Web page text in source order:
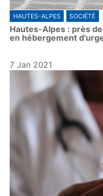
HAUTES-ALPES SOCIÉTÉ
Hautes-Alpes : près
en hébergement
7 Jan 2021